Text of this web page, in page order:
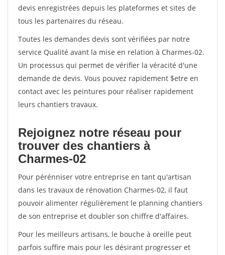
devis enregistrées depuis les plateformes et sites de
tous les partenaires du réseau.
Toutes les demandes devis sont vérifiées par notre
service Qualité avant la mise en relation à Charmes-02.
Un processus qui permet de vérifier la véracité d'une
demande de devis. Vous pouvez rapidement $etre en
contact avec les peintures pour réaliser rapidement
leurs chantiers travaux.
Rejoignez notre réseau pour
trouver des chantiers à
Charmes-02
Pour pérénniser votre entreprise en tant qu'artisan
dans les travaux de rénovation Charmes-02, il faut
pouvoir alimenter régulièrement le planning chantiers
de son entreprise et doubler son chiffre d'affaires.
Pour les meilleurs artisans, le bouche à oreille peut
parfois suffire mais pour les désirant progresser et